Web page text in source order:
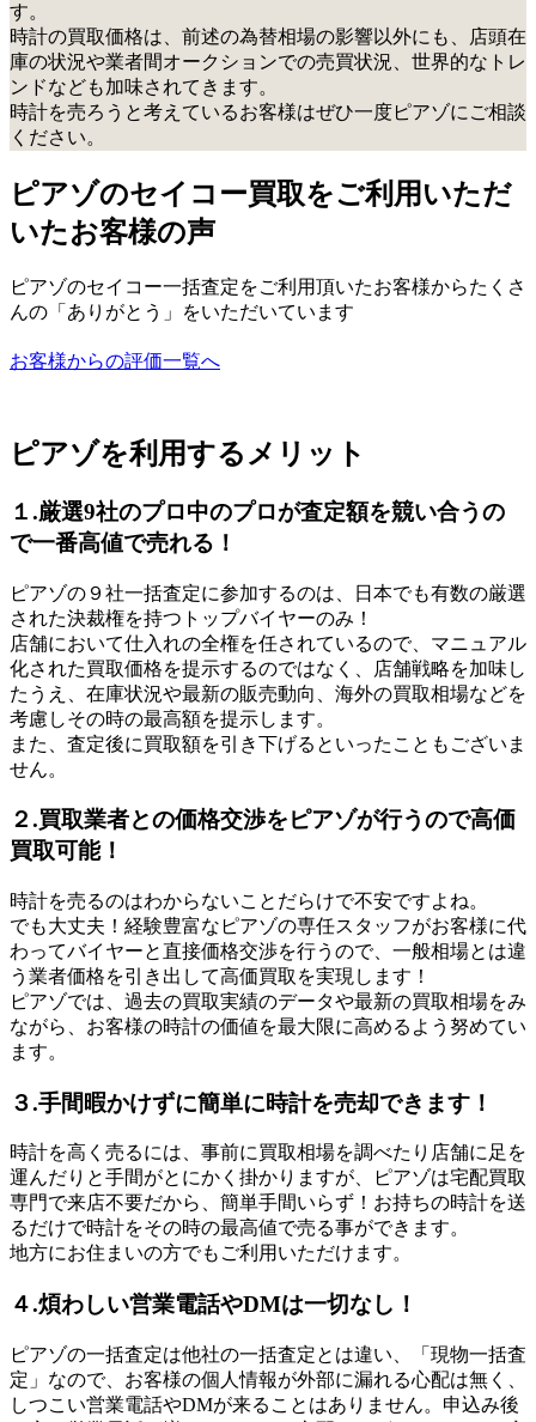
す。
時計の買取価格は、前述の為替相場の影響以外にも、店頭在
庫の状況や業者間オークションでの売買状況、世界的なトレ
ンドなども加味されてきます。
時計を売ろうと考えているお客様はぜひ一度ピアゾにご相談
ください。
ピアゾのセイコー買取をご利用いただ
いたお客様の声
ピアゾのセイコー一括査定をご利用頂いたお客様からたくさ
んの「ありがとう」をいただいています
お客様からの評価一覧へ
ピアゾを利用するメリット
１.厳選9社のプロ中のプロが査定額を競い合うの
で一番高値で売れる！
ピアゾの９社一括査定に参加するのは、日本でも有数の厳選
された決裁権を持つトップバイヤーのみ！
店舗において仕入れの全権を任されているので、マニュアル
化された買取価格を提示するのではなく、店舗戦略を加味し
たうえ、在庫状況や最新の販売動向、海外の買取相場などを
考慮しその時の最高額を提示します。
また、査定後に買取額を引き下げるといったこともございま
せん。
２.買取業者との価格交渉をピアゾが行うので高価
買取可能！
時計を売るのはわからないことだらけで不安ですよね。
でも大丈夫！経験豊富なピアゾの専任スタッフがお客様に代
わってバイヤーと直接価格交渉を行うので、一般相場とは違
う業者価格を引き出して高価買取を実現します！
ピアゾでは、過去の買取実績のデータや最新の買取相場をみ
ながら、お客様の時計の価値を最大限に高めるよう努めてい
ます。
３.手間暇かけずに簡単に時計を売却できます！
時計を高く売るには、事前に買取相場を調べたり店舗に足を
運んだりと手間がとにかく掛かりますが、ピアゾは宅配買取
専門で来店不要だから、簡単手間いらず！お持ちの時計を送
るだけで時計をその時の最高値で売る事ができます。
地方にお住まいの方でもご利用いただけます。
４.煩わしい営業電話やDMは一切なし！
ピアゾの一括査定は他社の一括査定とは違い、「現物一括査
定」なので、お客様の個人情報が外部に漏れる心配は無く、
しつこい営業電話やDMが来ることはありません。申込み後